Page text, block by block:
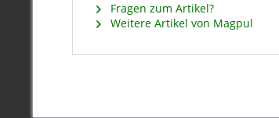
Fragen zum Artikel?
Weitere Artikel von Magpul